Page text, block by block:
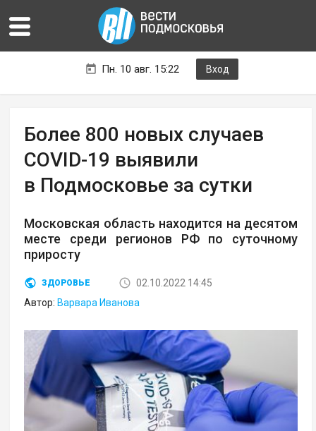
Пн. 10 авг. 15:22 Вход
Более 800 новых случаев
COVID-19 выявили
в Подмосковье за сутки
Московская область находится на десятом
месте среди регионов РФ по суточному
приросту
ЗДОРОВЬЕ
02.10.2022 14:45
Автор: Варвара Иванова